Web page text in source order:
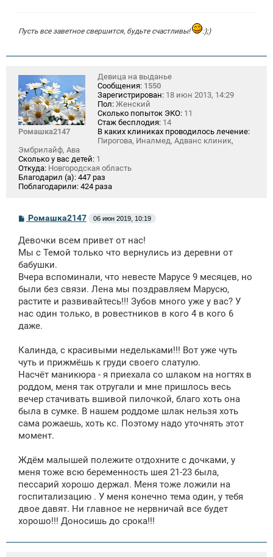
Пусть все заветное свершится, будьте счастливы! :);)
Ромашка2147
Девица на выданье
Сообщения: 1550
Зарегистрирован: 18 июн 2013, 14:29
Пол: Женский
Сколько попыток ЭКО: 11
Стаж бесплодия: 14
В каких клиниках проводилось лечение:
Пирогова, Иналмед, Адванс клиник,
Эмбрилайф, Ава
Сколько у вас детей: 1
Откуда: Новгородская область
Благодарил (а): 447 раз
Поблагодарили: 424 раза
С
о
б
щ
н
и
Ромашка2147 06 июн 2019, 10:19
Девочки всем привет от нас!
Мы с Темой только что вернулись из деревни от
бабушки.
Вчера вспоминали, что невесте Марусе 9 месяцев, но
были без связи. Лена мы поздравляем Марусю,
растите и развивайтесь!!! Зубов много уже у вас? У
нас один только, в ровестников в кого 4 в кого 6
даже.
Калинда, с красивыми недельками!!! Вот уже чуть
чуть и прижмёшь к груди своего слатулю.
Насчёт маникюра - я приехала со шлаком на ногтях в
роддом, меня так отругали и мне пришлось весь
вечер стачивать вшивой пилочкой, благо хоть она
была в сумке. В нашем роддоме шлак нельзя хоть
сама рожаешь, хоть кс. Поэтому надо уточнять этот
момент.
Ждём малышей полежите отдохните с дочками, у
меня тоже всю беременность шея 21-23 была,
пессарий хорошо держал. Меня тоже ложили на
госпитализацию . У меня конечно тема один, у тебя
двое давят. Ни главное не нервничай все будет
хорошо!!! Доносишь до срока!!!